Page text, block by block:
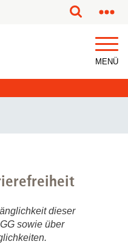
MENÜ
dieser
sowie über